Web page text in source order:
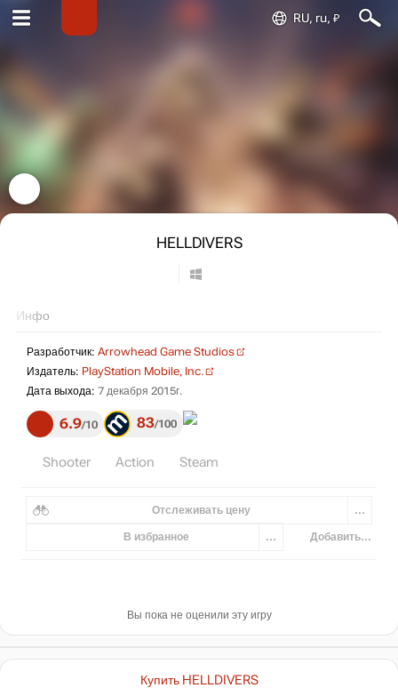
RU, ru, ₽
HELLDIVERS
Инфо
Разработчик: Arrowhead Game Studios
Издатель: PlayStation Mobile, Inc.
Дата выхода: 7 декабря 2015г.
6.9 10 83 100
Shooter Action Steam
Отслеживать цену ...
В избранное ... Добавить...
Вы пока не оценили эту игру
Купить HELLDIVERS